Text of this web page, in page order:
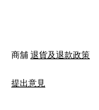
商舖 退貨及退款政策
提出意見